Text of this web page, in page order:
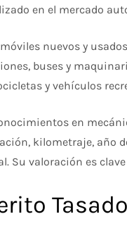
en el mercado
nuevos y
buses y
y vehículos
en
kilometraje, año
Su valoración es